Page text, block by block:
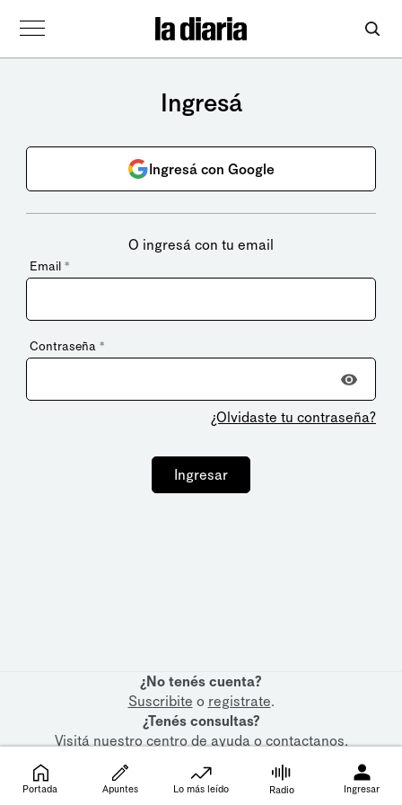
Ingresá
Ingresá con Google
O ingresá con tu email
Email *
Contraseña *
¿Olvidaste tu contraseña?
Ingresar
¿No tenés cuenta?
Suscribite o registrate.
¿Tenés consultas?
Visitá nuestrocentro de ayudaocontactanos.
Portada Apuntes Lo más leído Radio Ingresar